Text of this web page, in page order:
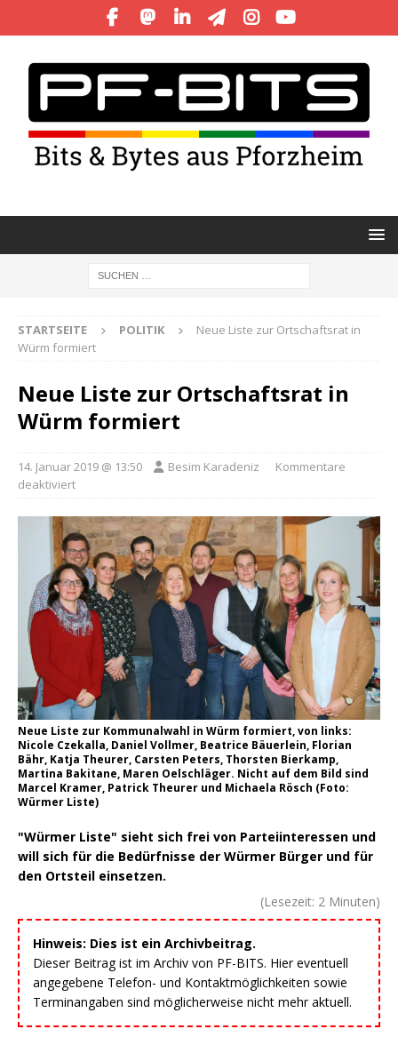
STARTSEITE POLITIK
Neue Liste zur Ortschaftsrat in
Würm formiert
Neue Liste zur Ortschaftsrat in
Würm formiert
14. Januar 2019 @ 13:50 Besim Karadeniz
Kommentare
deaktiviert
Neue Liste zur Kommunalwahl in Würm formiert, von links:
Nicole Czekalla, Daniel Vollmer, Beatrice Bäuerlein, Florian
Bähr, Katja Theurer, Carsten Peters, Thorsten Bierkamp,
Martina Bakitane, Maren Oelschläger. Nicht auf dem Bild sind
Marcel Kramer, Patrick Theurer und Michaela Rösch (Foto:
Würmer Liste)
"Würmer Liste" sieht sich frei von Parteiinteressen und
will sich für die Bedürfnisse der Würmer Bürger und für
den Ortsteil einsetzen.
(Lesezeit: 2 Minuten)
Hinweis: Dies ist ein Archivbeitrag.
Dieser Beitrag ist im Archiv von PF-BITS. Hier eventuell
angegebene Telefon- und Kontaktmöglichkeiten sowie
Terminangaben sind möglicherweise nicht mehr aktuell.